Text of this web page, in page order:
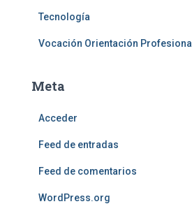
Tecnología
Vocación Orientación Profesional
Meta
Acceder
Feed de entradas
Feed de comentarios
WordPress.org